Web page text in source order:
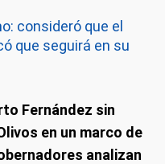
consideró que el
que seguirá en su
Fernández sin
en un marco de
analizan